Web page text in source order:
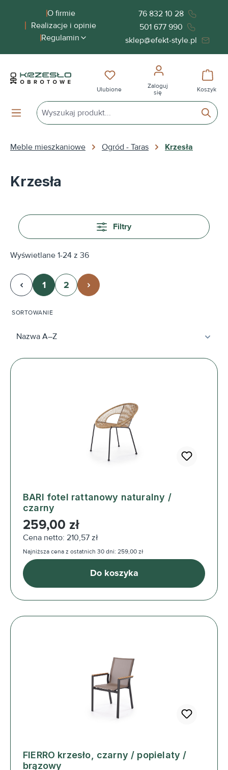
zawartościO firmie
Realizacje i opinie
Regulamin
76 832 10 28
501 677 990
sklep@efekt-style.pl
Masz 0 przedmioty na liście
Ulubione
Zaloguj
się
Koszyk
Meble mieszkaniowe Ogród - Taras Krzesła
Krzesła
Filtry
Wyświetlane 1-24 z 36
Strona
1 Strona
2
SORTOWANIE
BARI fotel rattanowy naturalny /
czarny
Cena regularna:
259,00 zł
Cena netto: 210,57 zł
Najniższa cena z ostatnich 30 dni: 259,00 zł
Do koszyka
FIERRO krzesło, czarny / popielaty /
brązowy